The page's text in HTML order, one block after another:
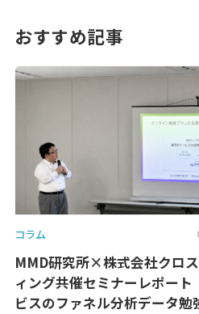
おすすめ記事
コラム
MMD研究所×株式会社クロ
ィング共催セミナーレポート
ビスのファネル分析データ勉